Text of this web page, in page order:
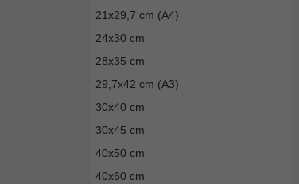
21x29,7 cm (A4)
24x30 cm
28x35 cm
29,7x42 cm (A3)
30x40 cm
30x45 cm
40x50 cm
40x60 cm